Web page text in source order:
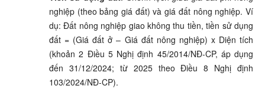
nghiệp (theo bảng giá đất) và giá đất nông nghiệp. Ví
dụ: Đất nông nghiệp giao không thu tiền, tiền sử dụng
đất = (Giá đất ở – Giá đất nông nghiệp) x Diện tích
(khoản 2 Điều 5 Nghị định 45/2014/NĐ-CP, áp dụng
đến 31/12/2024; từ 2025 theo Điều 8 Nghị định
103/2024/NĐ-CP).